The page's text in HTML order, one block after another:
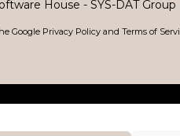
House - SYS-DAT Group
Google Privacy Policyand Terms of